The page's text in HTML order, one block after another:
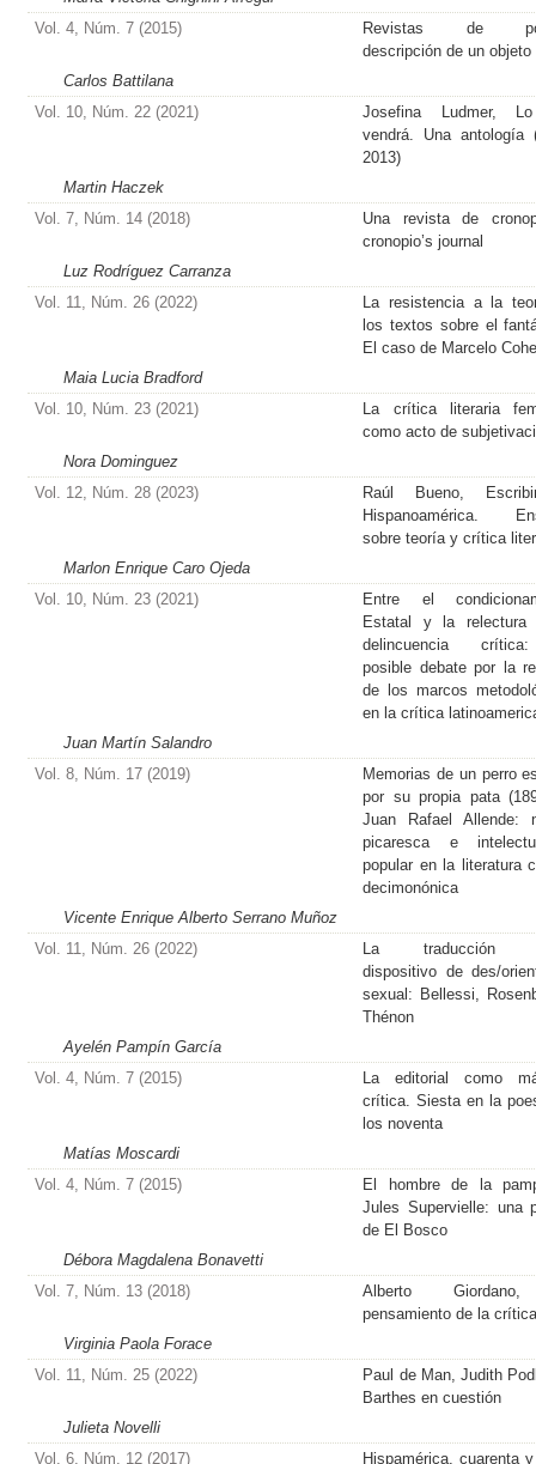
Vol. 4, Núm. 7 (2015)
Revistas de
descripción de un objeto
Carlos Battilana
Vol. 10, Núm. 22 (2021)
Josefina Ludmer,
vendrá. Una antología
2013)
Martin Haczek
Vol. 7, Núm. 14 (2018)
Una revista de
cronopio’s journal
Luz Rodríguez Carranza
Vol. 11, Núm. 26 (2022)
La resistencia a la
los textos sobre el
El caso de Marcelo
Maia Lucia Bradford
Vol. 10, Núm. 23 (2021)
La crítica literaria
como acto de
Nora Dominguez
Vol. 12, Núm. 28 (2023)
Raúl Bueno,
Hispanoamérica.
sobre teoría y crítica
Marlon Enrique Caro Ojeda
Vol. 10, Núm. 23 (2021)
Entre el
Estatal y la relectura
delincuencia
posible debate por la
de los marcos
en la crítica
Juan Martín Salandro
Vol. 8, Núm. 17 (2019)
Memorias de un perro
por su propia pata
Juan Rafael Allende:
picaresca e
popular en la literatura
decimonónica
Vicente Enrique Alberto Serrano Muñoz
Vol. 11, Núm. 26 (2022)
La traducción
dispositivo de des/
sexual: Bellessi,
Thénon
Ayelén Pampín García
Vol. 4, Núm. 7 (2015)
La editorial como
crítica. Siesta en la
los noventa
Matías Moscardi
Vol. 4, Núm. 7 (2015)
El hombre de la
Jules Supervielle: una
de El Bosco
Débora Magdalena Bonavetti
Vol. 7, Núm. 13 (2018)
Alberto
pensamiento de la
Virginia Paola Forace
Vol. 11, Núm. 25 (2022)
Paul de Man, Judith
Barthes en cuestión
Julieta Novelli
Vol. 6, Núm. 12 (2017)
Hispamérica, cuarenta